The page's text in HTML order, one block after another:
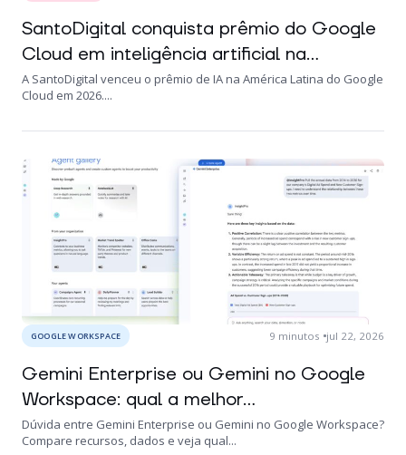
SantoDigital conquista prêmio do Google
Cloud em inteligência artificial na...
A SantoDigital venceu o prêmio de IA na América Latina do Google
Cloud em 2026....
GOOGLE WORKSPACE 9 minutos jul 22, 2026
Gemini Enterprise ou Gemini no Google
Workspace: qual a melhor...
Dúvida entre Gemini Enterprise ou Gemini no Google Workspace?
Compare recursos, dados e veja qual...